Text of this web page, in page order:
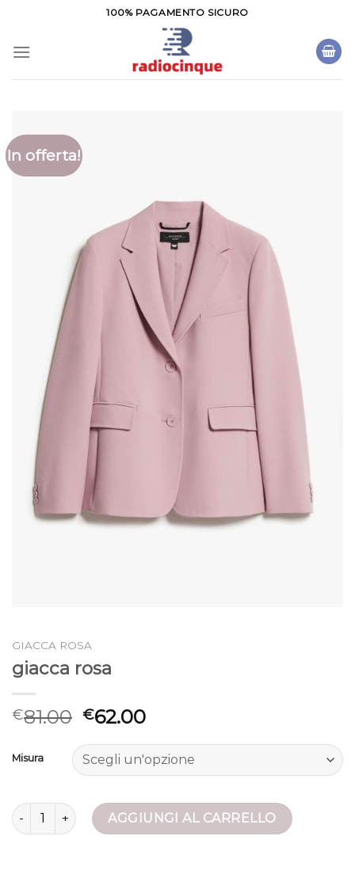
contenuti
100% PAGAMENTO SICURO
In offerta!
GIACCA ROSA
giacca rosa
€81.00 €62.00
Misura
giacca rosa quantitàAGGIUNGI AL CARRELLO